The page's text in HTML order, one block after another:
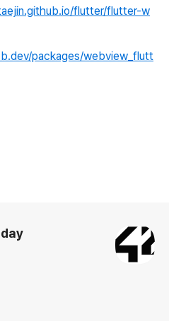
flutter/flutter-w
packages/webview_flutt